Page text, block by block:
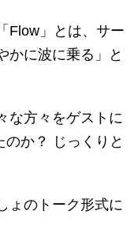
Flow」とは、サー
かに波に乗る」と
な方々をゲストに
のか？ じっくりと
ょのトーク形式に